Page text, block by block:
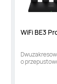
WiFi BE3
o